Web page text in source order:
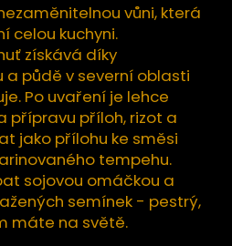
vůni, která
celou kuchyni.
získává díky
půdě v severní oblasti
Po uvaření je lehce
přípravu příloh, rizot a
jako přílohu ke směsi
tempehu.
sojovou omáčkou a
semínek - pestrý,
máte na světě.